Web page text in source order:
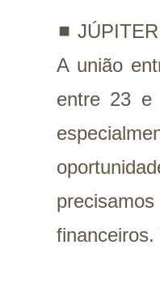
◼️
A união
entre 23 e